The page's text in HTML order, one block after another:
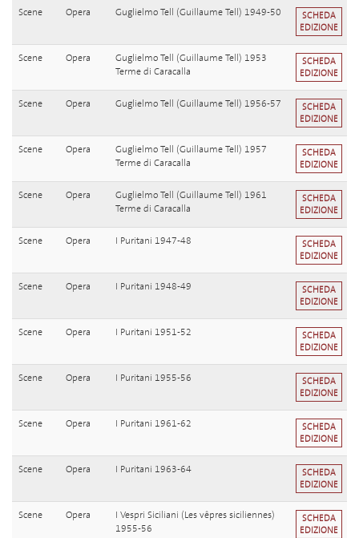
Scene Opera Guglielmo Tell (Guillaume Tell) 1949-50
SCHEDA
EDIZIONE
Scene Opera
Guglielmo Tell (Guillaume Tell) 1953
Terme di Caracalla
SCHEDA
EDIZIONE
Scene Opera Guglielmo Tell (Guillaume Tell) 1956-57
SCHEDA
EDIZIONE
Scene Opera
Guglielmo Tell (Guillaume Tell) 1957
Terme di Caracalla
SCHEDA
EDIZIONE
Scene Opera
Guglielmo Tell (Guillaume Tell) 1961
Terme di Caracalla
SCHEDA
EDIZIONE
Scene Opera I Puritani 1947-48
SCHEDA
EDIZIONE
Scene Opera I Puritani 1948-49
SCHEDA
EDIZIONE
Scene Opera I Puritani 1951-52
SCHEDA
EDIZIONE
Scene Opera I Puritani 1955-56
SCHEDA
EDIZIONE
Scene Opera I Puritani 1961-62
SCHEDA
EDIZIONE
Scene Opera I Puritani 1963-64
SCHEDA
EDIZIONE
Scene Opera
I Vespri Siciliani (Les vêpres siciliennes)
1955-56
SCHEDA
EDIZIONE